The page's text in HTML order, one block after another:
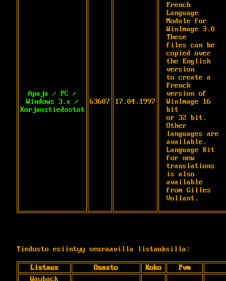
Apaja / PC /
Windows 3.x /
Korjaustiedostot
63607 17.04.1997
French
Language
Module for
WinImage 3.0
These
files can be
copied over
the English
version
to create a
French
version of
WinImage 16
bit
or 32 bit.
Other
languages are
available.
Language Kit
for new
translations
is also
available
from Gilles
Vollant.
Tiedosto esiintyy seuraavilla listauksilla:
Listaus Osasto Koko
Pvm
Wayback